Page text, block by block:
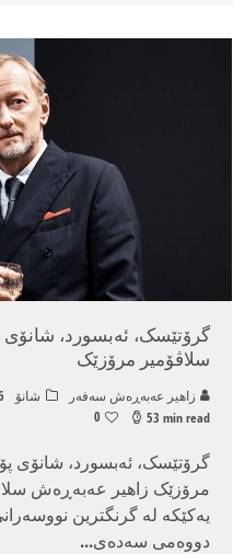
گرۆتێسک، ئەبسورد، شانۆی
سلاڤۆمیر مرۆزێک
زاهیر عه‌به‌ڕه‌ش سه‌فه‌ر شانۆ
53 min read
0
گرۆتێسک، ئەبسورد، شانۆی
یەکێکە لە گرنگترین
دووەمی سەدەی...